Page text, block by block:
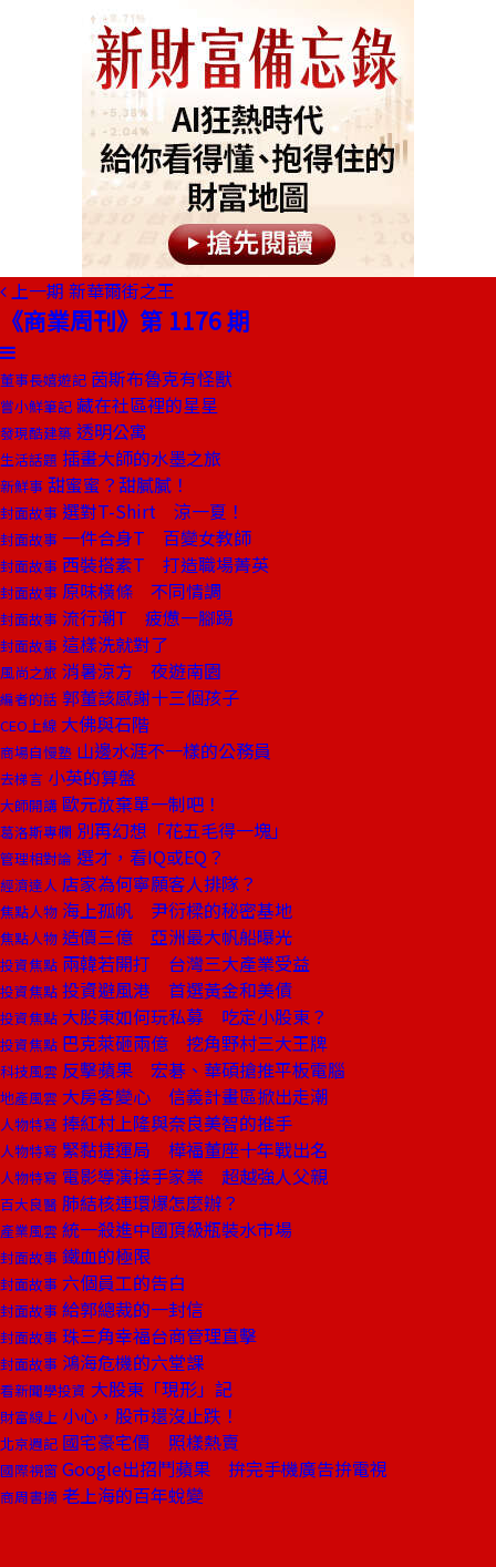
上一期 新華爾街之王
《商業周刊》第 1176 期
董事長嬉遊記 茵斯布魯克有怪獸
嘗小鮮筆記 藏在社區裡的星星
發現酷建築 透明公寓
生活話題 插畫大師的水墨之旅
新鮮事 甜蜜蜜？甜膩膩！
封面故事 選對T-Shirt 涼一夏！
封面故事 一件合身T 百變女教師
封面故事 西裝搭素T 打造職場菁英
封面故事 原味橫條 不同情調
封面故事 流行潮T 疲憊一腳踢
封面故事 這樣洗就對了
風尚之旅 消暑涼方 夜遊南園
編者的話 郭董該感謝十三個孩子
CEO上線 大佛與石階
商場自慢塾 山邊水涯不一樣的公務員
去梯言 小英的算盤
大師開講 歐元放棄單一制吧！
葛洛斯專欄 別再幻想「花五毛得一塊」
管理相對論 選才，看IQ或EQ？
經濟達人 店家為何寧願客人排隊？
焦點人物 海上孤帆 尹衍樑的秘密基地
焦點人物 造價三億 亞洲最大帆船曝光
投資焦點 兩韓若開打 台灣三大產業受益
投資焦點 投資避風港 首選黃金和美債
投資焦點 大股東如何玩私募 吃定小股東？
投資焦點 巴克萊砸兩億 挖角野村三大王牌
科技風雲 反擊蘋果 宏碁、華碩搶推平板電腦
地產風雲 大房客變心 信義計畫區掀出走潮
人物特寫 捧紅村上隆與奈良美智的推手
人物特寫 緊黏捷運局 樺福董座十年戰出名
人物特寫 電影導演接手家業 超越強人父親
百大良醫 肺結核連環爆怎麼辦？
產業風雲 統一殺進中國頂級瓶裝水市場
封面故事 鐵血的極限
封面故事 六個員工的告白
封面故事 給郭總裁的一封信
封面故事 珠三角幸福台商管理直擊
封面故事 鴻海危機的六堂課
看新聞學投資 大股東「現形」記
財富線上 小心，股市還沒止跌！
北京週記 國宅豪宅價 照樣熱賣
國際視窗 Google出招鬥蘋果 拚完手機廣告拚電視
商周書摘 老上海的百年蛻變